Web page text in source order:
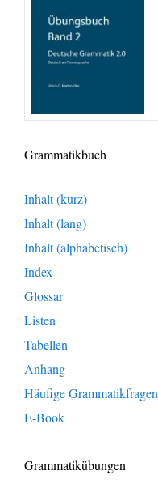
Grammatikbuch
Inhalt (kurz)
Inhalt (lang)
Inhalt (alphabetisch)
Index
Glossar
Listen
Tabellen
Anhang
Häufige Grammatikfragen
E-Book
Grammatikübungen